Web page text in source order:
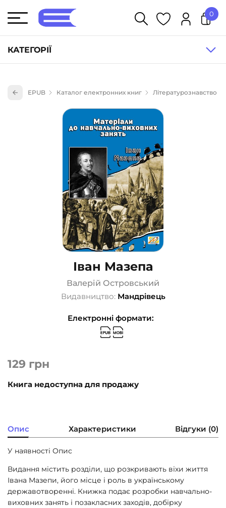
КАТЕГОРІЇ
Книги для дітей (835)
Книги для підлітків (240)
Науково-популярна література (1015)
Навчальна література та посібники (527)
Енциклопедії, довідники, словники (55)
Подарункові сертифікати (1)
0
EPUB Каталог електронних книг Літературознавство
Іван Мазепа
Валерій Островський
Видавництво: Мандрівець
Електронні формати:
129 грн
Книга недоступна для продажу
Опис Характеристики Відгуки (0)
У наявності Опис
Видання містить розділи, що розкривають віхи життя
Івана Мазепи, його місце і роль в українському
державотворенні. Книжка подає розробки навчально-
виховних занять і позакласних заходів, добірку